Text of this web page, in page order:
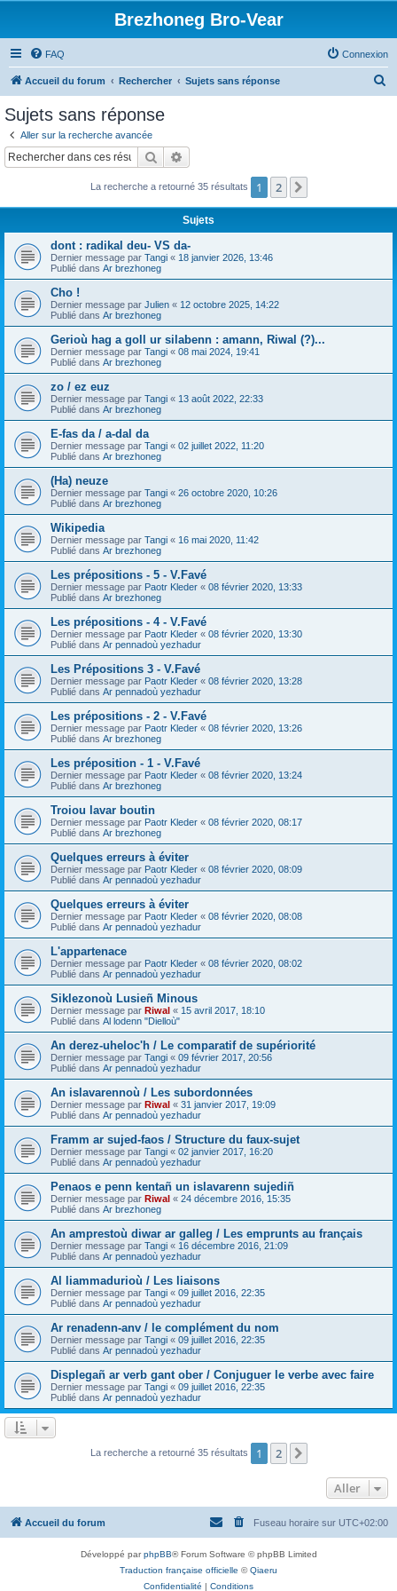
Brezhoneg Bro-Vear
FAQ Connexion
Accueil du forum Rechercher Sujets sans réponse
c
Sujets sans réponse
Aller sur la recherche avancée
Rechercher
La recherche a retourné 35 résultats 1 2
Sujets
dont : radikal deu- VS da-
Dernier message par Tangi « 18 janvier 2026, 13:46
Publié dans Ar brezhoneg
Cho !
Dernier message par Julien « 12 octobre 2025, 14:22
Publié dans Ar brezhoneg
Gerioù hag a goll ur silabenn : amann, Riwal (?)...
Dernier message par Tangi « 08 mai 2024, 19:41
Publié dans Ar brezhoneg
zo / ez euz
Dernier message par Tangi « 13 août 2022, 22:33
Publié dans Ar brezhoneg
E-fas da / a-dal da
Dernier message par Tangi « 02 juillet 2022, 11:20
Publié dans Ar brezhoneg
(Ha) neuze
Dernier message par Tangi « 26 octobre 2020, 10:26
Publié dans Ar brezhoneg
Wikipedia
Dernier message par Tangi « 16 mai 2020, 11:42
Publié dans Ar brezhoneg
Les prépositions - 5 - V.Favé
Dernier message par Paotr Kleder « 08 février 2020, 13:33
Publié dans Ar brezhoneg
Les prépositions - 4 - V.Favé
Dernier message par Paotr Kleder « 08 février 2020, 13:30
Publié dans Ar pennadoù yezhadur
Les Prépositions 3 - V.Favé
Dernier message par Paotr Kleder « 08 février 2020, 13:28
Publié dans Ar pennadoù yezhadur
Les prépositions - 2 - V.Favé
Dernier message par Paotr Kleder « 08 février 2020, 13:26
Publié dans Ar brezhoneg
Les préposition - 1 - V.Favé
Dernier message par Paotr Kleder « 08 février 2020, 13:24
Publié dans Ar brezhoneg
Troiou lavar boutin
Dernier message par Paotr Kleder « 08 février 2020, 08:17
Publié dans Ar brezhoneg
Quelques erreurs à éviter
Dernier message par Paotr Kleder « 08 février 2020, 08:09
Publié dans Ar pennadoù yezhadur
Quelques erreurs à éviter
Dernier message par Paotr Kleder « 08 février 2020, 08:08
Publié dans Ar pennadoù yezhadur
L'appartenace
Dernier message par Paotr Kleder « 08 février 2020, 08:02
Publié dans Ar pennadoù yezhadur
Siklezonoù Lusieñ Minous
Dernier message par Riwal « 15 avril 2017, 18:10
Publié dans Al lodenn "Dielloù"
An derez-uheloc'h / Le comparatif de supériorité
Dernier message par Tangi « 09 février 2017, 20:56
Publié dans Ar pennadoù yezhadur
An islavarennoù / Les subordonnées
Dernier message par Riwal « 31 janvier 2017, 19:09
Publié dans Ar pennadoù yezhadur
Framm ar sujed-faos / Structure du faux-sujet
Dernier message par Tangi « 02 janvier 2017, 16:20
Publié dans Ar pennadoù yezhadur
Penaos e penn kentañ un islavarenn sujediñ
Dernier message par Riwal « 24 décembre 2016, 15:35
Publié dans Ar brezhoneg
An amprestoù diwar ar galleg / Les emprunts au français
Dernier message par Tangi « 16 décembre 2016, 21:09
Publié dans Ar pennadoù yezhadur
Al liammadurioù / Les liaisons
Dernier message par Tangi « 09 juillet 2016, 22:35
Publié dans Ar pennadoù yezhadur
Ar renadenn-anv / le complément du nom
Dernier message par Tangi « 09 juillet 2016, 22:35
Publié dans Ar pennadoù yezhadur
Displegañ ar verb gant ober / Conjuguer le verbe avec faire
Dernier message par Tangi « 09 juillet 2016, 22:35
Publié dans Ar pennadoù yezhadur
La recherche a retourné 35 résultats 1 2
Aller
Accueil du forum Fuseau horaire sur UTC+02:00
Développé parphpBB® Forum Software © phpBB Limited
Traduction française officielle ©Qiaeru
Confidentialité | Conditions